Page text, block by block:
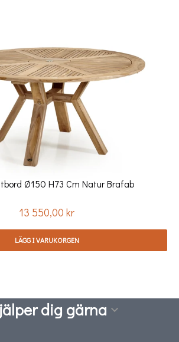
Ø150 H73 Cm Natur Brafab
Pris
13 550,00 kr
LÄGG I VARUKORGEN
dig gärna 